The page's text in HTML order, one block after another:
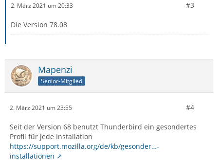
2. März 2021 um 20:33 #3
Die Version 78.08
Mapenzi
Senior-Mitglied
2. März 2021 um 23:55 #4
Seit der Version 68 benutzt Thunderbird ein gesondertes
Profil für jede Installation
https://support.mozilla.org/de/kb/gesonder…-
installationen